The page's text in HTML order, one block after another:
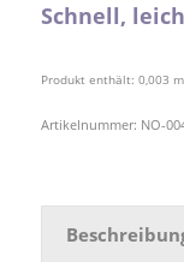
Schnell,
Produkt enthält: 0,003
Artikelnummer: NO-